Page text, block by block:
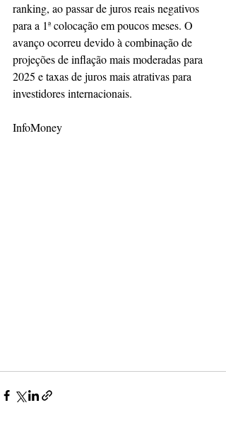
ranking, ao passar de juros reais negativos
para a 1ª colocação em poucos meses. O
avanço ocorreu devido à combinação de
projeções de inflação mais moderadas para
2025 e taxas de juros mais atrativas para
investidores internacionais.
InfoMoney